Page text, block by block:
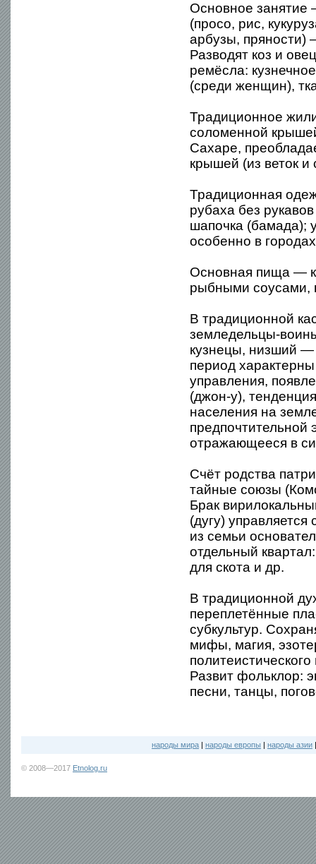
Основное занятие
(просо, рис,
арбузы,
Разводят коз и
ремёсла:
(среди женщин),
Традиционное
соломенной
Сахаре,
крышей (из веток и
Традиционная
рубаха без
шапочка (бамада);
особенно в
Основная пища —
рыбными соусами,
В традиционной
земледельцы-
кузнецы, низший —
период
управления,
(джон-у),
населения на
отражающееся в
Счёт родства
тайные союзы
Брак
(дугу)
из семьи
отдельный
для скота и др.
В традиционной
переплетённые
субкультур.
мифы, магия,
Развит фольклор:
песни, танцы,
народы мира | народы европы | народы азии
© 2008—2017 Etnolog.ru